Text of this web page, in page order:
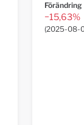
Förändring
−15,63%
(2025-08-